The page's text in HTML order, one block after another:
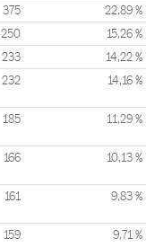
375 22,89 %
250 15,26 %
233 14,22 %
232 14,16 %
185 11,29 %
166 10,13 %
161 9,83 %
159 9,71 %